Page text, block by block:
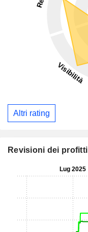
Altri rating
Revisioni dei profitti